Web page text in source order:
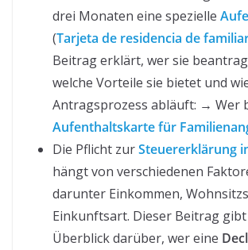
drei Monaten eine spezielle
(Tarjeta de residencia de
Beitrag erklärt, wer sie
welche Vorteile sie bietet und
Antragsprozess abläuft: → Wer
Aufenthaltskarte für
Die Pflicht zurSteuererklärung
hängt von verschiedenen
darunter Einkommen,
Einkunftsart. Dieser Beitrag
Überblick darüber, wer eine